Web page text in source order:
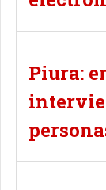
Piura: